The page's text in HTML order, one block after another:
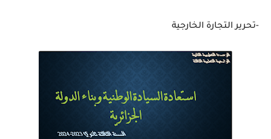
-تحرير التجارة الخارجية